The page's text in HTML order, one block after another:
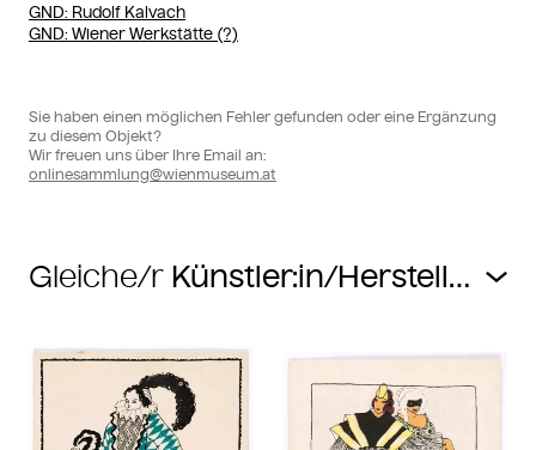
GND: Rudolf Kalvach
GND: Wiener Werkstätte (?)
Sie haben einen möglichen Fehler gefunden oder eine Ergänzung
zu diesem Objekt?
Wir freuen uns über Ihre Email an:
onlinesammlung@wienmuseum.at
Gleiche/r